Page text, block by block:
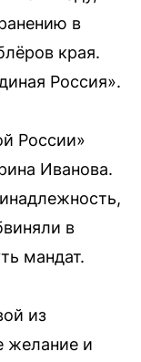
в
края.
Россия».
России»
Иванова.
в
мандат.
из
желание и